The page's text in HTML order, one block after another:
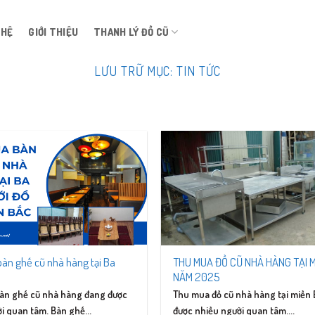
GIỚI THIỆU THANH LÝ ĐỒ CŨ
LƯU TRỮ MỤC:TIN TỨC
ghế cũ nhà hàng tại Ba
ghế cũ nhà hàng đang được
quan tâm. Bàn ghế...
THU MUA ĐỒ CŨ NHÀ HÀNG TẠI
NĂM 2025
Thu mua đồ cũ nhà hàng tại miền
được nhiều người quan tâm....